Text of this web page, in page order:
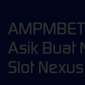
Asik Buat
Slot